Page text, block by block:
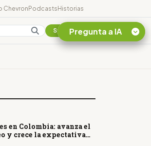
ChevronPodcastsHistorias
Suscribirse
en Colombia: avanza el
y crece la expectativa
Pregunta a IA
¿En que consiste la